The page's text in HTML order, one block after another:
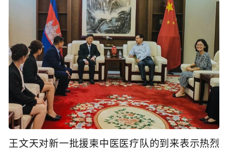
王文天对新一批援柬中医医疗队的到来表示热烈